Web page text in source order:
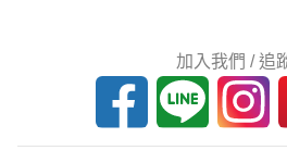
加入我們 / 追